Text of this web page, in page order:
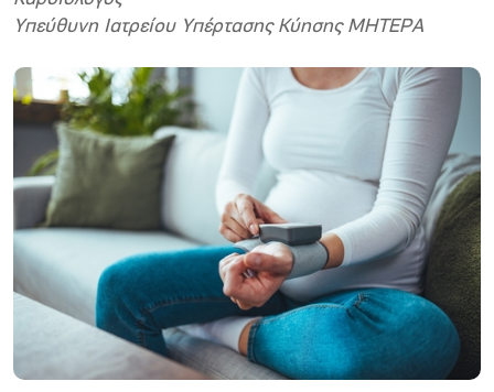
Υπεύθυνη Ιατρείου Υπέρτασης Κύησης ΜΗΤΕΡΑ